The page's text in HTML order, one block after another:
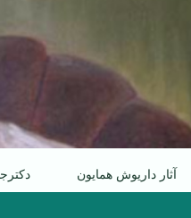
آثار داریوش همایون